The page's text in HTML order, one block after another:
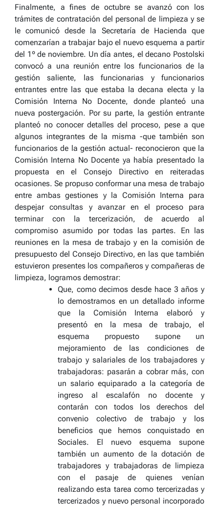
Finalmente, a fines de octubre se avanzó con los
trámites de contratación del personal de limpieza y se
le comunicó desde la Secretaría de Hacienda que
comenzarían a trabajar bajo el nuevo esquema a partir
del 1º de noviembre. Un día antes, el decano Postolski
convocó a una reunión entre los funcionarios de la
gestión saliente, las funcionarias y funcionarios
entrantes entre las que estaba la decana electa y la
Comisión Interna No Docente, donde planteó una
nueva postergación. Por su parte, la gestión entrante
planteó no conocer detalles del proceso, pese a que
algunos integrantes de la misma -que también son
funcionarios de la gestión actual- reconocieron que la
Comisión Interna No Docente ya había presentado la
propuesta en el Consejo Directivo en reiteradas
ocasiones. Se propuso conformar una mesa de trabajo
entre ambas gestiones y la Comisión Interna para
despejar consultas y avanzar en el proceso para
terminar con la tercerización, de acuerdo al
compromiso asumido por todas las partes. En las
reuniones en la mesa de trabajo y en la comisión de
presupuesto del Consejo Directivo, en las que también
estuvieron presentes los compañeros y compañeras de
limpieza, logramos demostrar:
Que, como decimos desde hace 3 años y
lo demostramos en un detallado informe
que la Comisión Interna elaboró y
presentó en la mesa de trabajo, el
esquema propuesto supone un
mejoramiento de las condiciones de
trabajo y salariales de los trabajadores y
trabajadoras: pasarán a cobrar más, con
un salario equiparado a la categoría de
ingreso al escalafón no docente y
contarán con todos los derechos del
convenio colectivo de trabajo y los
beneficios que hemos conquistado en
Sociales. El nuevo esquema supone
también un aumento de la dotación de
trabajadores y trabajadoras de limpieza
con el pasaje de quienes venían
realizando esta tarea como tercerizadas y
tercerizados y nuevo personal incorporado